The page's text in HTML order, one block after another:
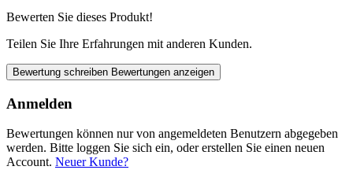
Bewerten Sie dieses Produkt!
Teilen Sie Ihre Erfahrungen mit anderen Kunden.
Bewertung schreiben Bewertungen anzeigen
Anmelden
Bewertungen können nur von angemeldeten Benutzern abgegeben
werden. Bitte loggen Sie sich ein, oder erstellen Sie einen neuen
Account. Neuer Kunde?